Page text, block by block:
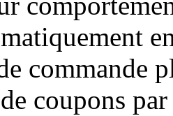
commande
coupons par